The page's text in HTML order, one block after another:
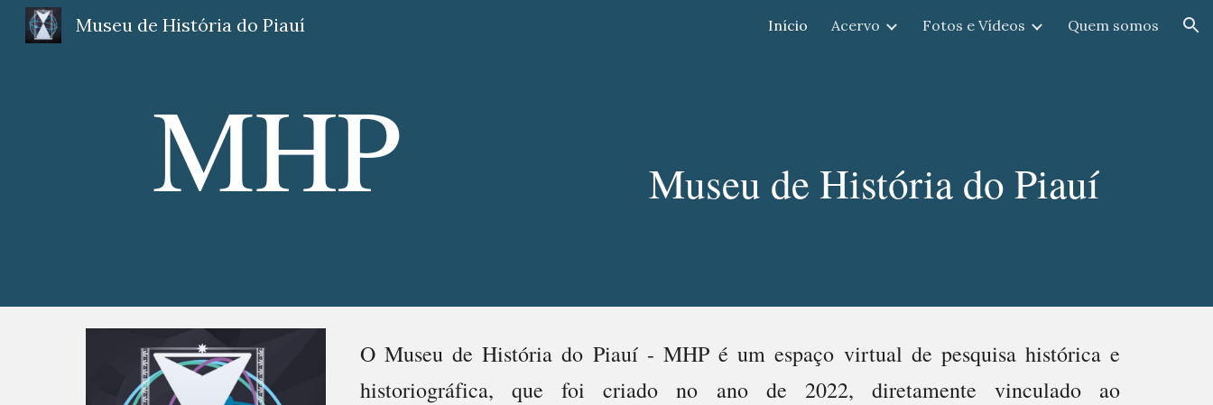
Skip to navigation
Museu de História do Piauí Início Acervo Fotos e Vídeos Quem somos
MHP Museu de História do Piauí
O Museu de História do Piauí - MHP é um espaço virtual de pesquisa histórica e
historiográfica, que foi criado no ano de 2022, diretamente vinculado ao